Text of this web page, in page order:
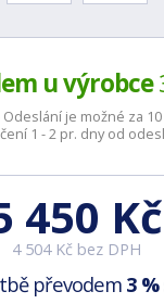
u výrobce
Odeslání je možné za
1 - 2 pr. dny od
450 Kč
4 504 Kč bez DPH
převodem 3